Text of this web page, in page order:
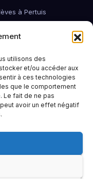
utilisons des
et/ou accéder aux
à ces technologies
que le comportement
Le fait de ne pas
avoir un effet négatif
à Pertuis
Pertuis
Pertuis
patriotiques
sportives de Pertuis
verreContactEmploi